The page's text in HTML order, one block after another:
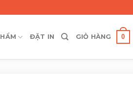
ĐẶT IN GIỎ HÀNG 0